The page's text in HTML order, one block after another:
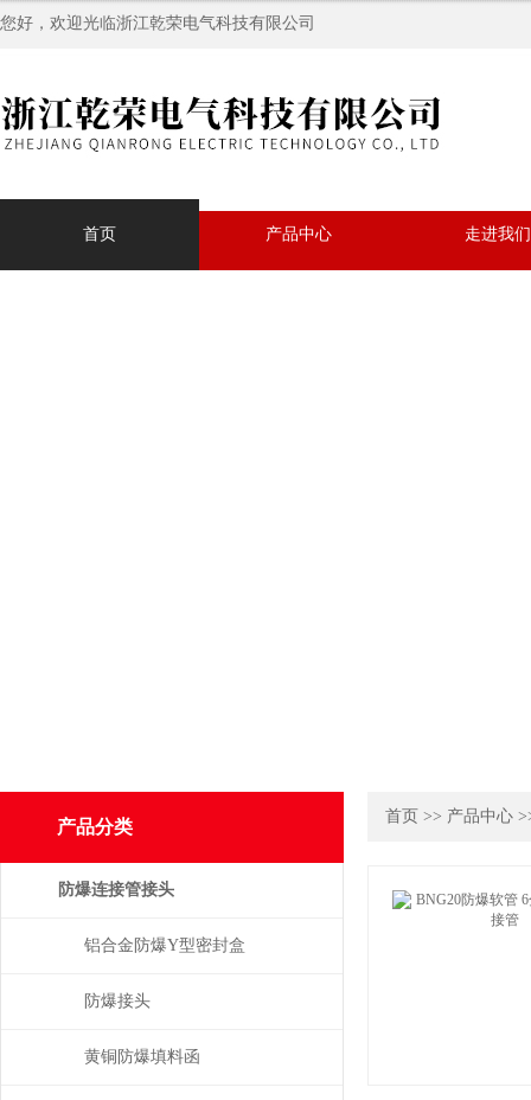
您好，欢迎光临浙江乾荣电气科技有限公司
首页 产品中心 走进我们
产品分类
防爆连接管接头
铝合金防爆Y型密封盒
防爆接头
黄铜防爆填料函
首页 >> 产品中心